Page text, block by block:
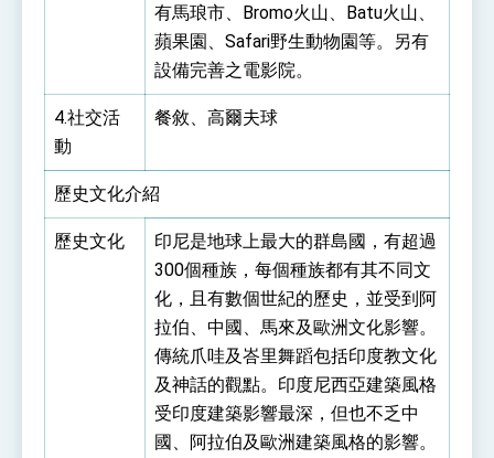
有馬琅市、Bromo火山、Batu火山、
蘋果園、Safari野生動物園等。另有
設備完善之電影院。
4.社交活
動
餐敘、高爾夫球
歷史文化介紹
歷史文化
印尼是地球上最大的群島國，有超過
300個種族，每個種族都有其不同文
化，且有數個世紀的歷史，並受到阿
拉伯、中國、馬來及歐洲文化影響。
傳統爪哇及峇里舞蹈包括印度教文化
及神話的觀點。印度尼西亞建築風格
受印度建築影響最深，但也不乏中
國、阿拉伯及歐洲建築風格的影響。